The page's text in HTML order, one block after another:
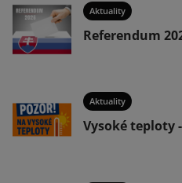
Aktuality
Referendum
Aktuality
Vysoké teploty